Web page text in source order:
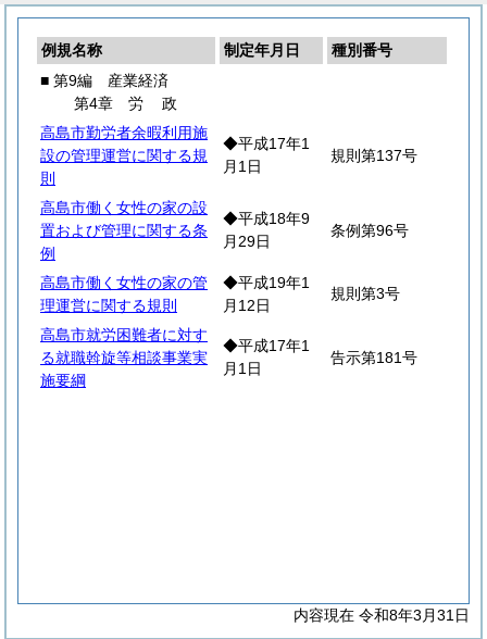
例規名称 制定年月日
種別番号
■ 第9編 産業経済
第4章 労政
高島市勤労者余暇利用施
設の管理運営に関する規
則
◆平成17年1
月1日
規則第137号
高島市働く女性の家の設
置および管理に関する条
例
◆平成18年9
月29日
条例第96号
高島市働く女性の家の管
理運営に関する規則
◆平成19年1
月12日
規則第3号
高島市就労困難者に対す
る就職斡旋等相談事業実
施要綱
◆平成17年1
月1日
告示第181号
内容現在 令和8年3月31日